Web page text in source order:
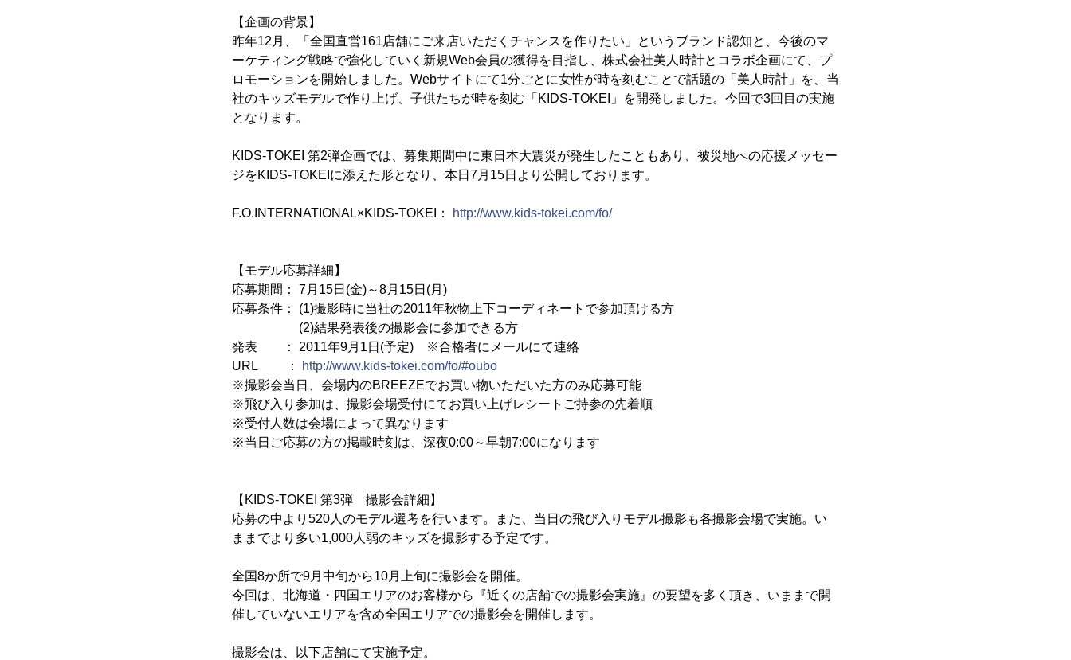
【企画の背景】
昨年12月、「全国直営161店舗にご来店いただくチャンスを作りたい」というブランド認知と、今後のマ
ーケティング戦略で強化していく新規Web会員の獲得を目指し、株式会社美人時計とコラボ企画にて、プ
ロモーションを開始しました。Webサイトにて1分ごとに女性が時を刻むことで話題の「美人時計」を、当
社のキッズモデルで作り上げ、子供たちが時を刻む「KIDS-TOKEI」を開発しました。今回で3回目の実施
となります。
KIDS-TOKEI 第2弾企画では、募集期間中に東日本大震災が発生したこともあり、被災地への応援メッセー
ジをKIDS-TOKEIに添えた形となり、本日7月15日より公開しております。
F.O.INTERNATIONAL×KIDS-TOKEI： http://www.kids-tokei.com/fo/
【モデル応募詳細】
応募期間： 7月15日(金)～8月15日(月)
応募条件： (1)撮影時に当社の2011年秋物上下コーディネートで参加頂ける方
(2)結果発表後の撮影会に参加できる方
発表 ： 2011年9月1日(予定) ※合格者にメールにて連絡
URL ：
http://www.kids-tokei.com/fo/#oubo
※撮影会当日、会場内のBREEZEでお買い物いただいた方のみ応募可能
※飛び入り参加は、撮影会場受付にてお買い上げレシートご持参の先着順
※受付人数は会場によって異なります
※当日ご応募の方の掲載時刻は、深夜0:00～早朝7:00になります
【KIDS-TOKEI 第3弾 撮影会詳細】
応募の中より520人のモデル選考を行います。また、当日の飛び入りモデル撮影も各撮影会場で実施。い
ままでより多い1,000人弱のキッズを撮影する予定です。
全国8か所で9月中旬から10月上旬に撮影会を開催。
今回は、北海道・四国エリアのお客様から『近くの店舗での撮影会実施』の要望を多く頂き、いままで開
催していないエリアを含め全国エリアでの撮影会を開催します。
撮影会は、以下店舗にて実施予定。